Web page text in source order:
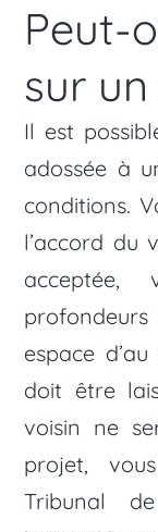
Peut-
sur
Il est
adossée à
conditions.
l’accord du
acceptée,
espace
doit être
voisin ne
projet,
Tribunal